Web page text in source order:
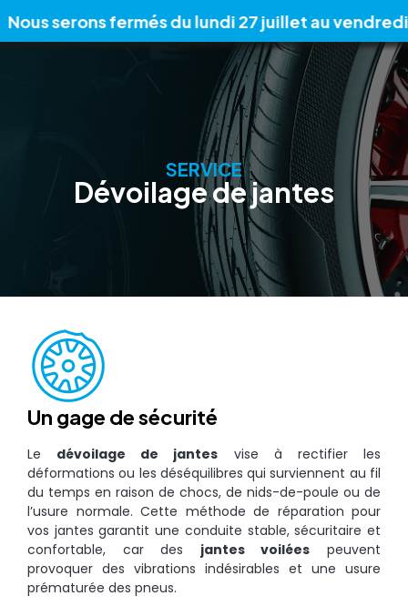
serons fermés du lundi 27 juillet au vendredi 7
SERVICE
Dévoilage de jantes
Un gage de sécurité
Le dévoilage de jantes vise à rectifier les
déformations ou les déséquilibres qui surviennent au fil
du temps en raison de chocs, de nids-de-poule ou de
l’usure normale. Cette méthode de réparation pour
vos jantes garantit une conduite stable, sécuritaire et
confortable, car des jantes voilées peuvent
provoquer des vibrations indésirables et une usure
prématurée des pneus.